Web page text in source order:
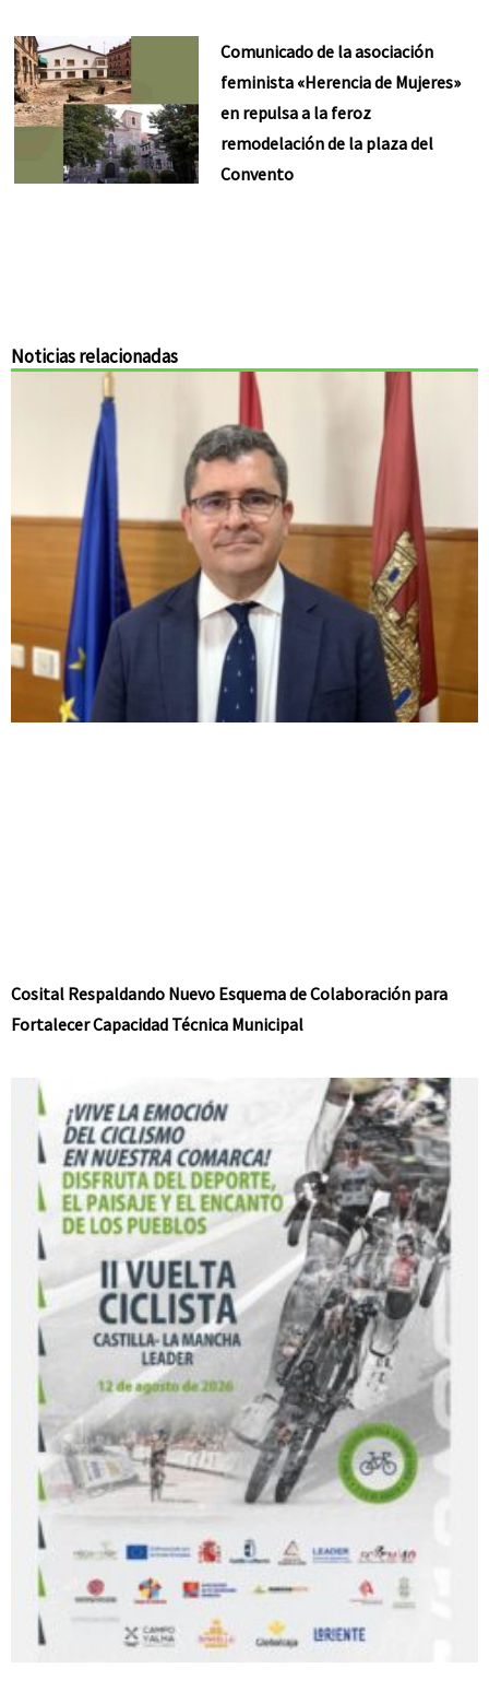
Comunicado de la asociación
feminista «Herencia de Mujeres»
en repulsa a la feroz
remodelación de la plaza del
Convento
Noticias relacionadas
Cosital Respaldando Nuevo Esquema de Colaboración para
Fortalecer Capacidad Técnica Municipal